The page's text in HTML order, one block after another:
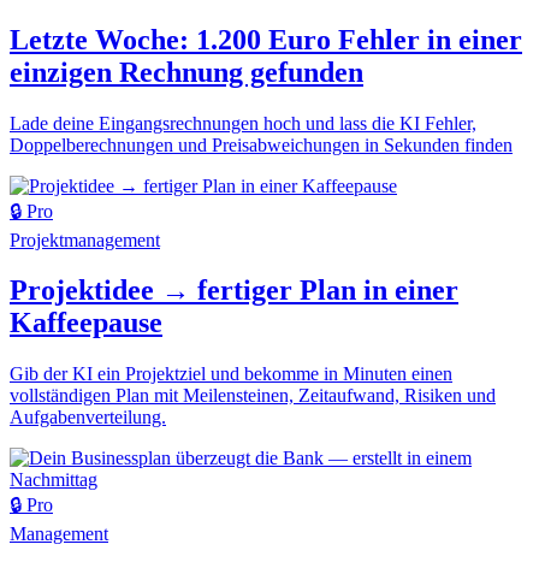
Letzte Woche: 1.200 Euro Fehler in einer
einzigen Rechnung gefunden
Lade deine Eingangsrechnungen hoch und lass die KI Fehler,
Doppelberechnungen und Preisabweichungen in Sekunden finden
🔒 Pro
Projektmanagement
Projektidee → fertiger Plan in einer
Kaffeepause
Gib der KI ein Projektziel und bekomme in Minuten einen
vollständigen Plan mit Meilensteinen, Zeitaufwand, Risiken und
Aufgabenverteilung.
🔒 Pro
Management